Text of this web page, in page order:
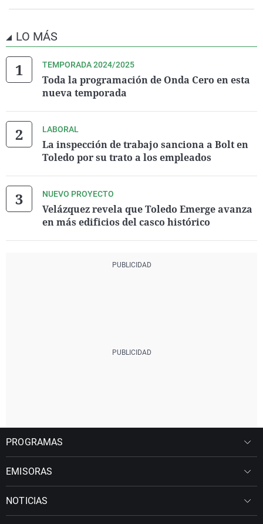
LO MÁS
TEMPORADA 2024/2025
Toda la programación de Onda Cero en esta
nueva temporada
LABORAL
La inspección de trabajo sanciona a Bolt en
Toledo por su trato a los empleados
NUEVO PROYECTO
Velázquez revela que Toledo Emerge avanza
en más edificios del casco histórico
PROGRAMAS
EMISORAS
NOTICIAS